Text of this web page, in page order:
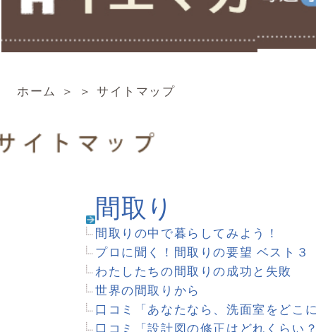
ホーム＞ ＞ サイトマップ
間取り
わたしたちの間取りの成功と失敗
世界の間取りから
口コミ「敷地の条件と間取り」
口コミ「みんなの書斎計画」
口コミ「間取りとライフスタイル」
口コミ「失敗しない家づくりのコツ 間取り編」
口コミ「玄関ホール、廊下、階段の配置」
口コミ「書斎となる場所」
口コミ「使い勝手のいいベランダのつくり方」
口コミ「家相が気になる？」
5つの空間スケッチ～住まい創りを楽しもう～